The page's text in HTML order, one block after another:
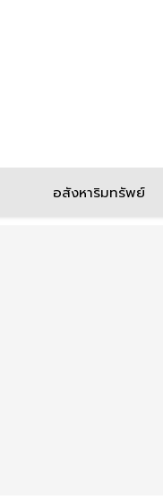
อสังหาริมทรัพย์